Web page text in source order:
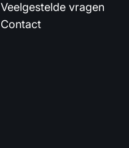
Veelgestelde vragen
Contact